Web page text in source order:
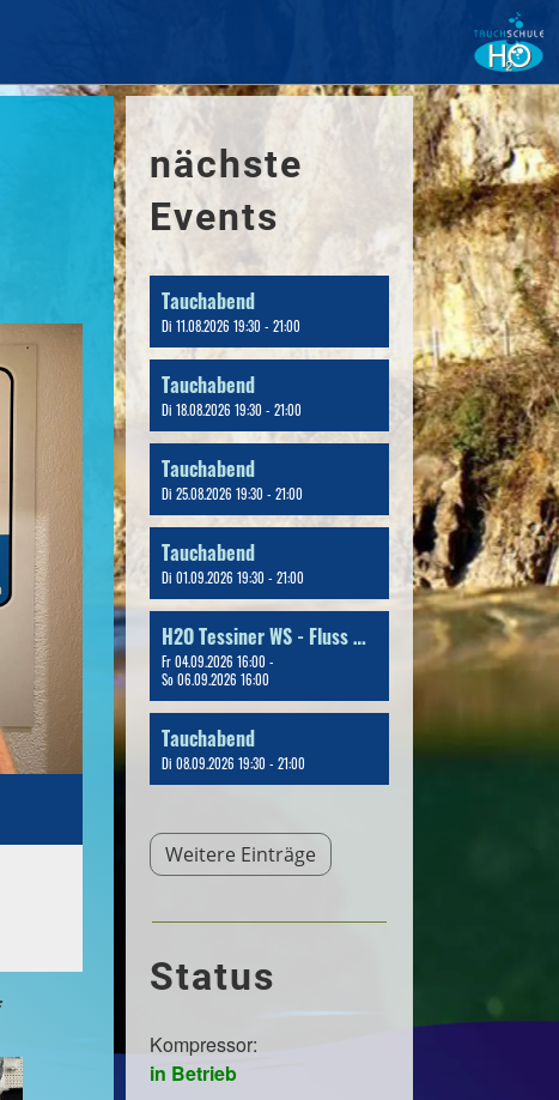
nächste
Events
Tauchabend
Di 11.08.2026 19:30 - 21:00
Tauchabend
Di 18.08.2026 19:30 - 21:00
Tauchabend
Di 25.08.2026 19:30 - 21:00
Tauchabend
Di 01.09.2026 19:30 - 21:00
H2O Tessiner WS - Fluss & Bergseetauchen
Fr 04.09.2026 16:00 -
So 06.09.2026 16:00
Tauchabend
Di 08.09.2026 19:30 - 21:00
Weitere Einträge
Status